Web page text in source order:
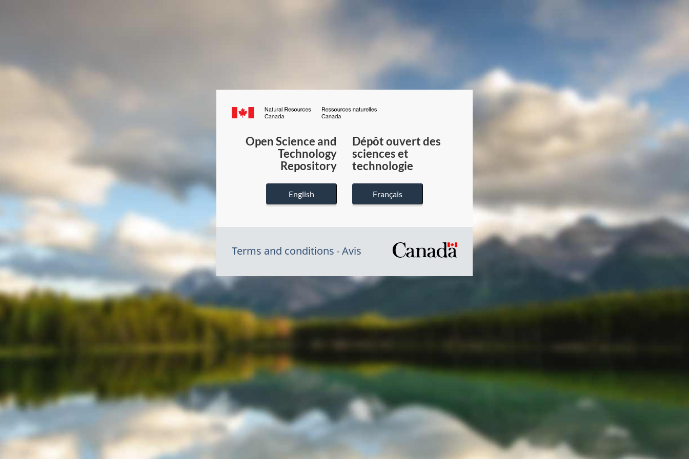
Canada.ca
du
Canada
Open Science and
Technology
Repository
English
Dépôt ouvert des
sciences et
technologie
Français
Terms and conditions Avis
/
gouvernement
du